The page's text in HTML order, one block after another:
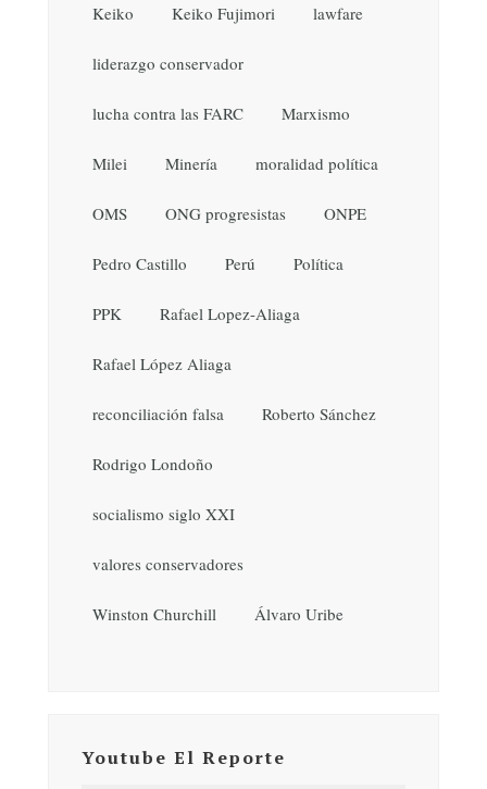
Keiko Keiko Fujimori lawfare
liderazgo conservador
lucha contra las FARC Marxismo
Milei Minería moralidad política
OMS ONG progresistas ONPE
Pedro Castillo Perú Política
PPK Rafael Lopez-Aliaga
Rafael López Aliaga
reconciliación falsa Roberto Sánchez
Rodrigo Londoño
socialismo siglo XXI
valores conservadores
Winston Churchill Álvaro Uribe
Youtube El Reporte